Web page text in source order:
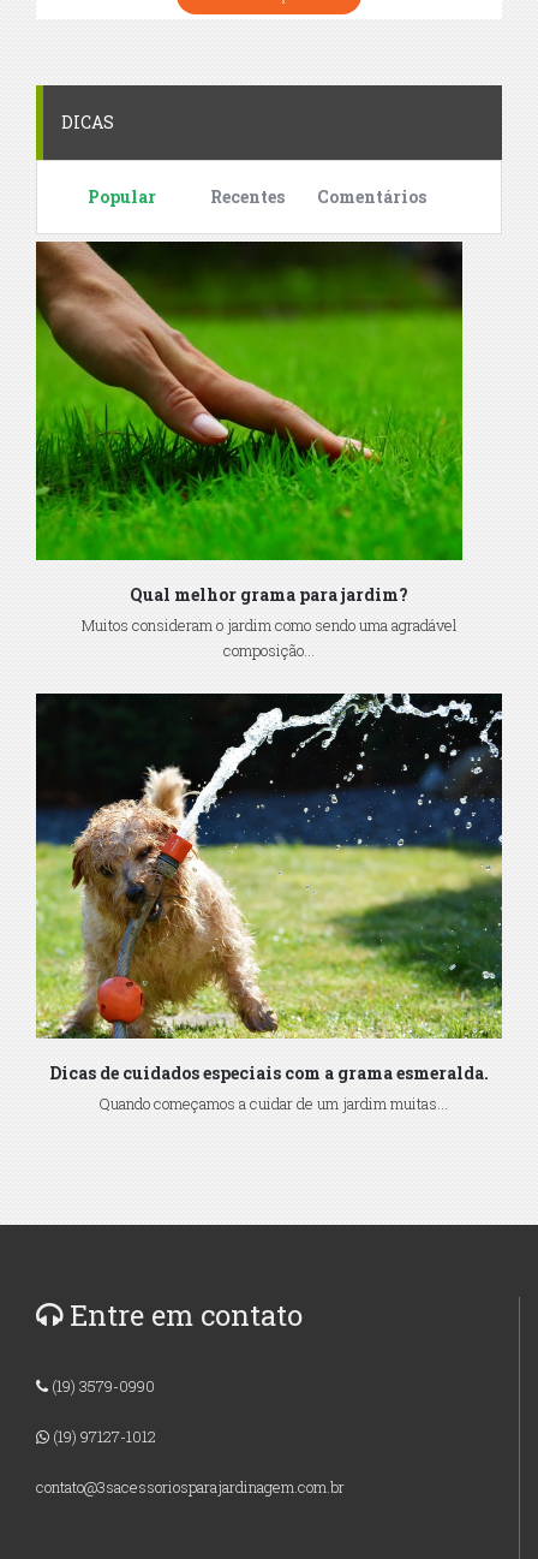
DICAS
Popular Recentes Comentários
Qual melhor grama para jardim?
Muitos consideram o jardim como sendo uma agradável
composição...
Dicas de cuidados especiais com a grama esmeralda.
Quando começamos a cuidar de um jardim muitas...
Entre em contato
(19) 3579-0990
(19) 97127-1012
contato@3sacessoriosparajardinagem.com.br